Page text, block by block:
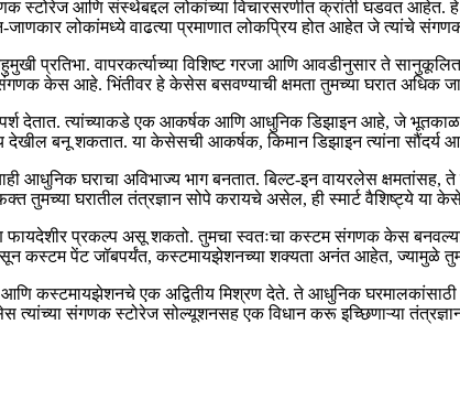
आणि संस्थेबद्दल लोकांच्या विचारसरणीत क्रांती घडवत आहेत. हे
जाणकार लोकांमध्ये वाढत्या प्रमाणात लोकप्रिय होत आहेत जे त्यांचे
प्रतिभा. वापरकर्त्याच्या विशिष्ट गरजा आणि आवडीनुसार ते
केस आहे. भिंतीवर हे केसेस बसवण्याची क्षमता तुमच्या घरात अधिक
स्पर्श देतात. त्यांच्याकडे एक आकर्षक आणि आधुनिक डिझाइन आहे, जे
बनू शकतात. या केसेसची आकर्षक, किमान डिझाइन त्यांना सौंदर्य आणि
आधुनिक घराचा अविभाज्य भाग बनतात. बिल्ट-इन वायरलेस
घरातील तंत्रज्ञान सोपे करायचे असेल, ही स्मार्ट वैशिष्ट्ये या
फायदेशीर प्रकल्प असू शकतो. तुमचा स्वतःचा कस्टम संगणक केस
कस्टम पेंट जॉबपर्यंत, कस्टमायझेशनच्या शक्यता अनंत आहेत,
आणि कस्टमायझेशनचे एक अद्वितीय मिश्रण देते. ते आधुनिक
त्यांच्या संगणक स्टोरेज सोल्यूशनसह एक विधान करू इच्छिणाऱ्या